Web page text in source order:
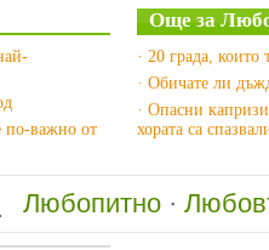
по-важно от
Още за
· 20 града, които
· Обичате ли
· Опасни
хората са
Любопитно ·